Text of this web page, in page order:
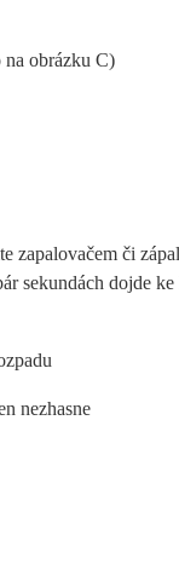
na obrázku C)
zapalovačem či
sekundách dojde
nezhasne